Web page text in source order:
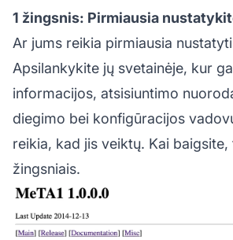
1 žingsnis: Pirmiausia
Ar jums reikia pirmiausia nustatyti
Apsilankykite jų svetainėje, kur
informacijos, atsisiuntimo
diegimo bei konfigūracijos
reikia, kad jis veiktų. Kai
žingsniais.